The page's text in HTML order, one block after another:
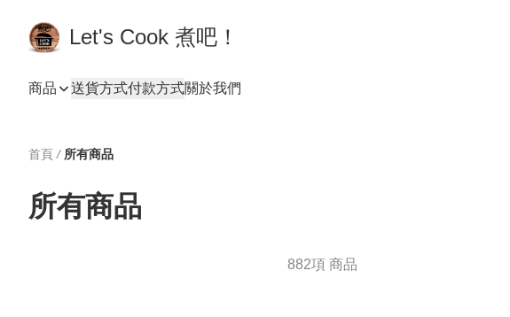
Let's Cook 煮吧！
商品 送貨方式付款方式關於我們
首頁 / 所有商品
所有商品
882項 商品